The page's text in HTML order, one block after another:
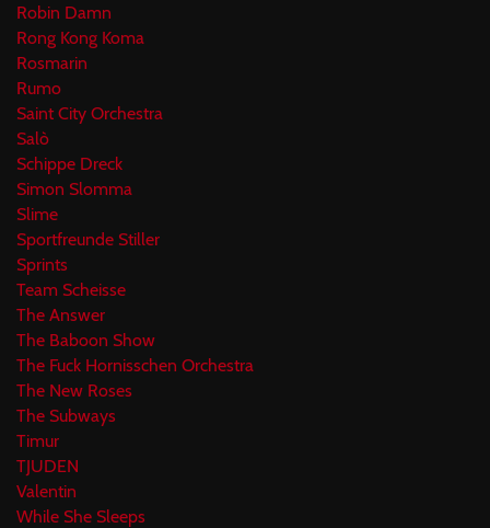
Robin Damn
Rong Kong Koma
Rosmarin
Rumo
Saint City Orchestra
Salò
Schippe Dreck
Simon Slomma
Slime
Sportfreunde Stiller
Sprints
Team Scheisse
The Answer
The Baboon Show
The Fuck Hornisschen Orchestra
The New Roses
The Subways
Timur
TJUDEN
Valentin
While She Sleeps